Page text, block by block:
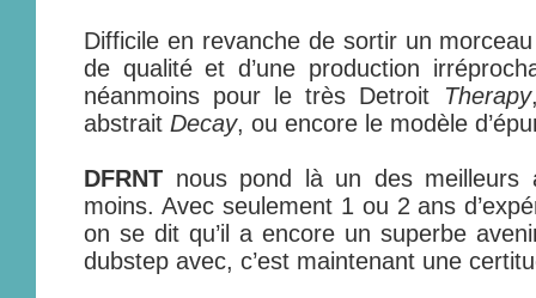
Difficile en revanche de sortir un
de qualité et d’une production
néanmoins pour le très Detroit
Therapy
abstrait Decay, ou encore le modèle
DFRNT nous pond là un des meilleurs
moins. Avec seulement 1 ou 2 ans
on se dit qu’il a encore un superbe
dubstep avec, c’est maintenant une